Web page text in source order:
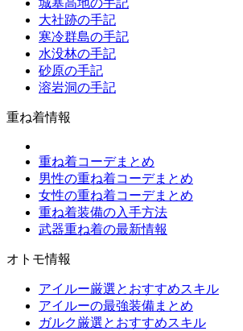
城塞高地の手記
大社跡の手記
寒冷群島の手記
水没林の手記
砂原の手記
溶岩洞の手記
重ね着情報
重ね着コーデまとめ
男性の重ね着コーデまとめ
女性の重ね着コーデまとめ
重ね着装備の入手方法
武器重ね着の最新情報
オトモ情報
アイルー厳選とおすすめスキル
アイルーの最強装備まとめ
ガルク厳選とおすすめスキル